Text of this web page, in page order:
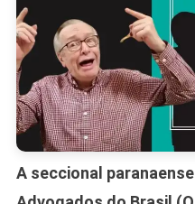
A seccional